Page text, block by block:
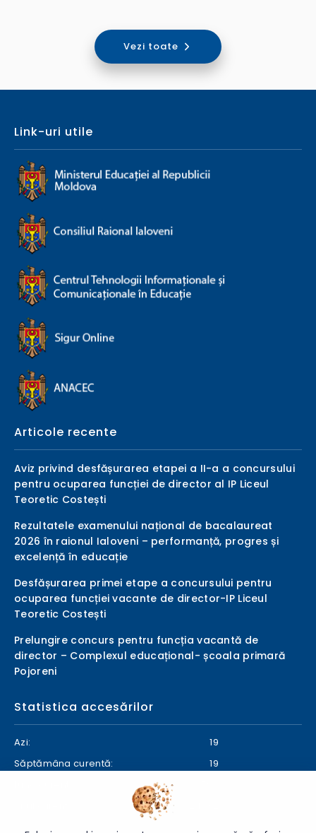
Vezi toate
Link-uri utile
Articole recente
Aviz privind desfășurarea etapei a II-a a concursului
pentru ocuparea funcției de director al IP Liceul
Teoretic Costești
Rezultatele examenului național de bacalaureat
2026 în raionul Ialoveni – performanță, progres și
excelență în educație
Desfășurarea primei etape a concursului pentru
ocuparea funcției vacante de director-IP Liceul
Teoretic Costești
Prelungire concurs pentru funcția vacantă de
director – Complexul educațional- școala primară
Pojoreni
Statistica accesărilor
Azi:
19
Săptămâna curentă:
19